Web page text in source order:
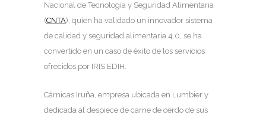
Nacional de Tecnología y Seguridad Alimentaria
(CNTA), quien ha validado un innovador sistema
de calidad y seguridad alimentaria 4.0, se ha
convertido en un caso de éxito de los servicios
ofrecidos por IRIS EDIH.
Cárnicas Iruña, empresa ubicada en Lumbier y
dedicada al despiece de carne de cerdo de sus